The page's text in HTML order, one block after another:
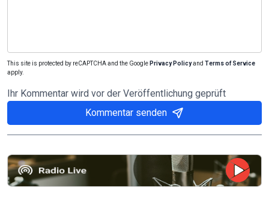
This site is protected by reCAPTCHA and the Google Privacy Policyand Terms of Service
apply.
Ihr Kommentar wird vor der Veröffentlichung geprüft
Kommentar senden